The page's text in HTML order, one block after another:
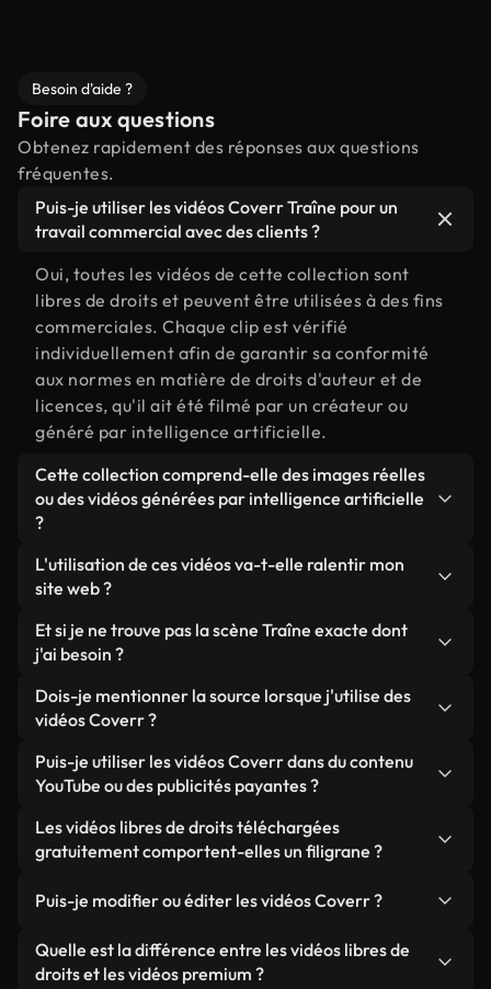
Besoin d'aide ?
Foire aux questions
Obtenez rapidement des réponses aux questions
fréquentes.
Puis-je utiliser les vidéos Coverr Traîne pour un
travail commercial avec des clients ?
Oui, toutes les vidéos de cette collection sont
libres de droits et peuvent être utilisées à des fins
commerciales. Chaque clip est vérifié
individuellement afin de garantir sa conformité
aux normes en matière de droits d'auteur et de
licences, qu'il ait été filmé par un créateur ou
généré par intelligence artificielle.
Cette collection comprend-elle des images réelles
ou des vidéos générées par intelligence artificielle
?
Les deux. Il s'agit d'une bibliothèque hybride
composée de véritables images filmées par des
générées par IA. Chaque vidéo est clairement
identifiée afin que vous sachiez toujours ce que
vous utilisez.
L'utilisation de ces vidéos va-t-elle ralentir mon
site web ?
Sauf si vous choisissez nos versions optimisées.
Nous proposons des formats légers, prêts pour le
ils conservent une qualité élevée tout en
minimisant les temps de chargement et en
améliorant des indicateurs comme le LCP.
Et si je ne trouve pas la scène Traîne exacte dont
j'ai besoin ?
Vous pouvez en créer une instantanément avec
Coverr AI Studio. Il vous suffit de décrire la scène,
Studio générera en quelques secondes une vidéo
personnalisée conforme à nos normes de licence.
Dois-je mentionner la source lorsque j'utilise des
vidéos Coverr ?
Aucune attribution n'est requise. Toutes les vidéos
de notre bibliothèque sont libres de droits et
même si cela est toujours apprécié.
Puis-je utiliser les vidéos Coverr dans du contenu
YouTube ou des publicités payantes ?
Oui. Toutes les séquences vidéo de Coverr peuvent
être utilisées dans des vidéos YouTube monétisées,
publicités clients, à condition de ne pas revendre
que produit autonome.
Les vidéos libres de droits téléchargées
gratuitement comportent-elles un filigrane ?
soient réelles ou générées par IA, ne comporte de
filigrane. Vous obtenez des images nettes et
prêtes à l'emploi.
Puis-je modifier ou éditer les vidéos Coverr ?
Oui. Vous pouvez librement découper, recadrer ou
remixer nos vidéos. Assurez-vous simplement que
Quelle est la différence entre les vidéos libres de
droits et les vidéos premium ?